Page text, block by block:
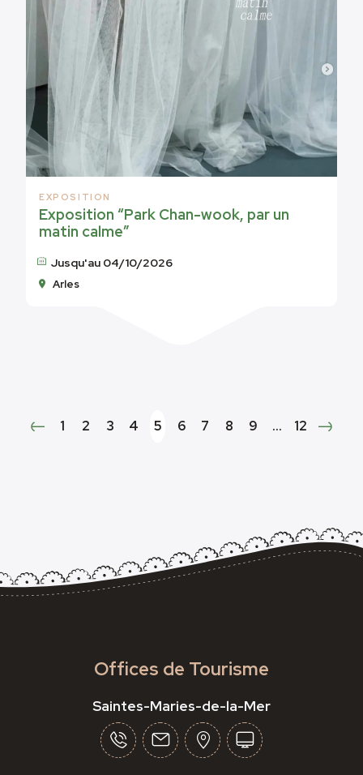
EXPOSITION
Exposition “Park Chan-wook, par un
matin calme”
Jusqu'au 04/10/2026
Arles
1 2 3 4 5 6 7 8 9 … 12
Offices de Tourisme
Saintes-Maries-de-la-Mer